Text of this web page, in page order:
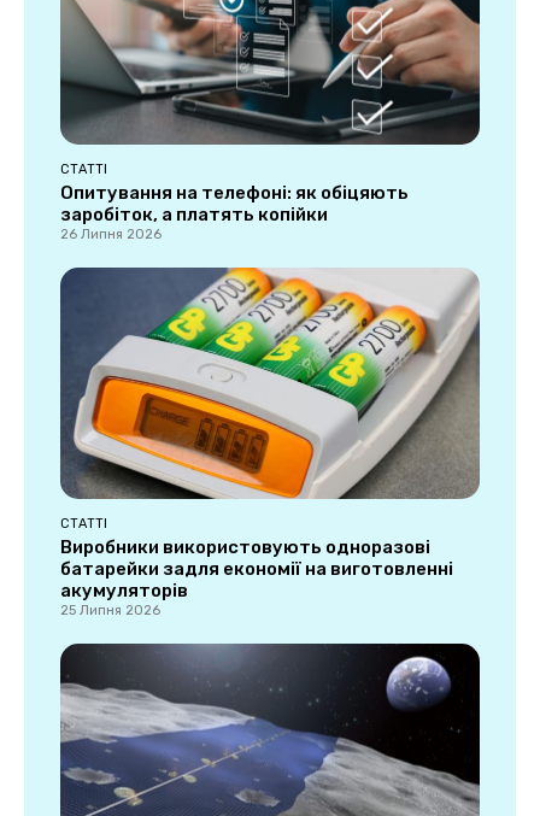
СТАТТІ
Опитування на телефоні: як обіцяють
заробіток, а платять копійки
26 Липня 2026
СТАТТІ
Виробники використовують одноразові
батарейки задля економії на виготовленні
акумуляторів
25 Липня 2026